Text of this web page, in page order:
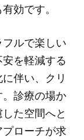
効です。
ルで楽しい
を軽減する
伴い、クリ
診療の場か
た空間へと
ローチが求